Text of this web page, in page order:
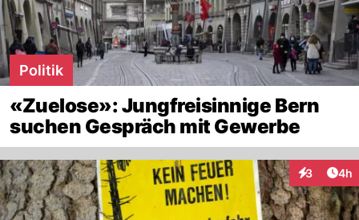
Politik
«Zuelose»: Jungfreisinnige Bern
suchen Gespräch mit Gewerbe
3 4h